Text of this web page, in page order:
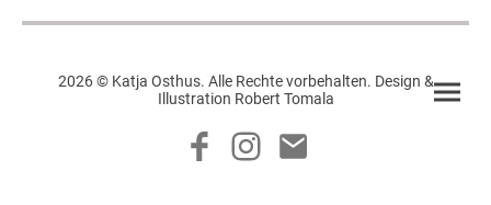
2026 © Katja Osthus. Alle Rechte vorbehalten. Design &
Illustration Robert Tomala